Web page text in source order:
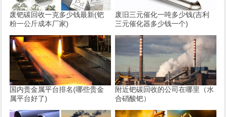
废钯碳回收一克多少钱最新(钯
粉一公斤成本厂家)
废旧三元催化一吨多少钱(吉利
三元催化器多少钱一个)
国内贵金属平台排名(哪些贵金
属平台好了)
附近钯碳回收的公司在哪里（水
合硝酸钯）